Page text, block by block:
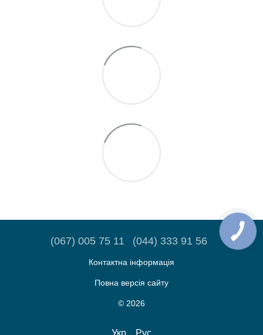
(067) 005 75 11 (044) 333 91 56
Контактна інформація
Повна версія сайту
© 2026